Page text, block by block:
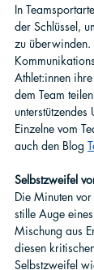
In
der Schlüssel,
zu
Athlet:innen
dem Team
Einzelne vom
auch den Blog
Selbstzweifel
Die Minuten
stille Auge
Mischung aus
diesen
Selbstzweifel